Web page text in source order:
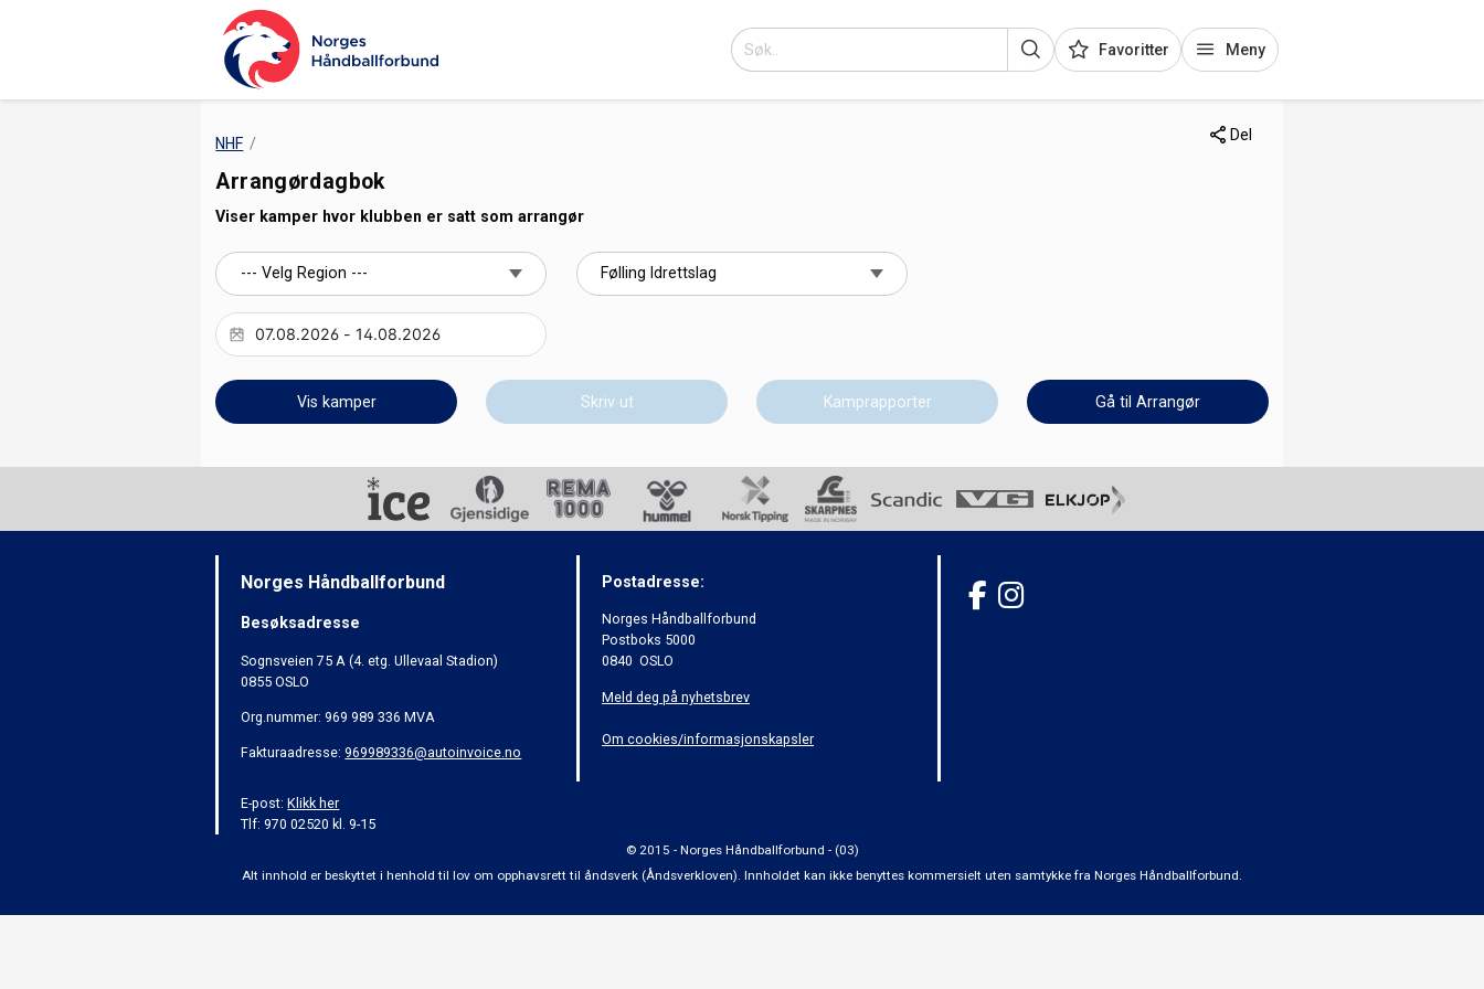
Favoritter Meny
NHF Del
Arrangørdagbok
Viser kamper hvor klubben er satt som arrangør
Vis kamper Skriv ut Kamprapporter Gå til Arrangør
Norges Håndballforbund
Besøksadresse
Sognsveien 75 A (4. etg. Ullevaal Stadion)
0855 OSLO
Org.nummer: 969 989 336 MVA
Fakturaadresse:969989336@autoinvoice.no
E-post:Klikk her
Tlf: 970 02520 kl. 9-15
Postadresse:
Norges Håndballforbund
Postboks 5000
0840 OSLO
Meld deg på nyhetsbrev
Om cookies/informasjonskapsler
© 2015 - Norges Håndballforbund - (03)
Alt innhold er beskyttet i henhold til lov om opphavsrett til åndsverk (Åndsverkloven). Innholdet kan ikke benyttes kommersielt uten samtykke fra Norges Håndballforbund.